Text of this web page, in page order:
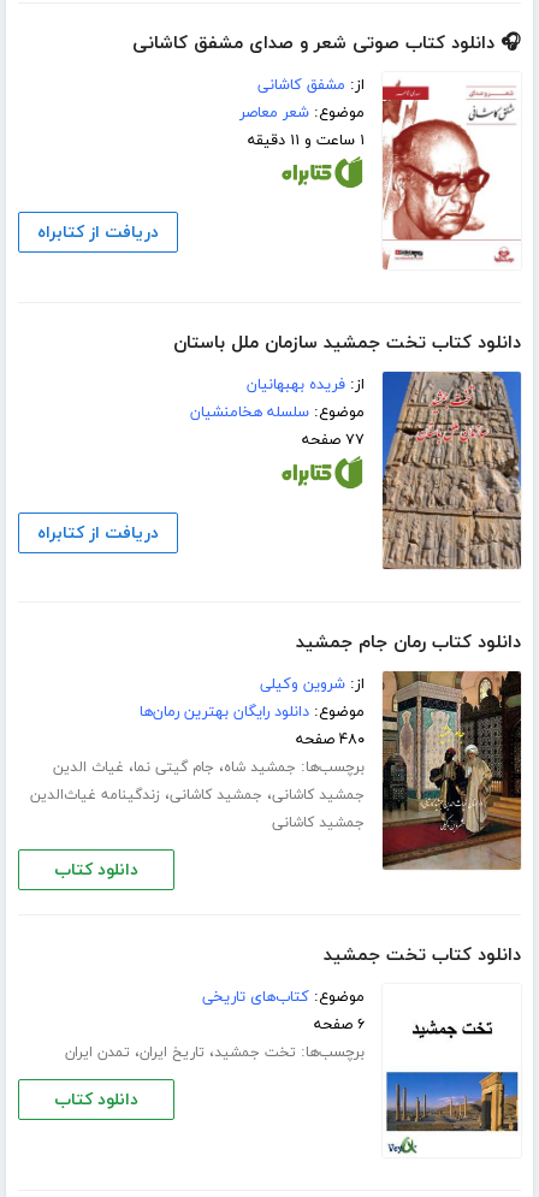
🎧 دانلود کتاب صوتی شعر و صدای مشفق کاشانی
از: مشفق کاشانی
موضوع:شعر معاصر
۱ ساعت و ۱۱ دقیقه
دریافت از کتابراه
دانلود کتاب تخت جمشید سازمان ملل باستان
از:فریده بهبهانیان
موضوع:سلسله هخامنشیان
۷۷ صفحه
دریافت از کتابراه
دانلود کتاب رمان جام جمشید
از:شروین وکیلی
موضوع:دانلود رایگان بهترین رمان‌ها
۴۸۰ صفحه
برچسب‌ها: جمشید شاه، جام گیتی نما، غیاث الدین
جمشید کاشانی، جمشید کاشانی، زندگینامه غیاث‌الدین
جمشید کاشانی
دانلود کتاب
دانلود کتاب تخت جمشید
موضوع:کتاب‌های تاریخی
۶ صفحه
برچسب‌ها: تخت جمشید، تاریخ ایران، تمدن ایران
دانلود کتاب